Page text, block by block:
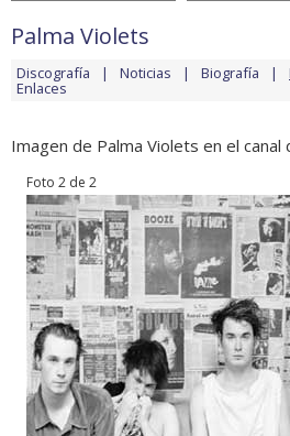
Palma Violets
Discografía Noticias Biografía
Enlaces
Imagen de Palma Violets en el canal
Foto 2 de 2